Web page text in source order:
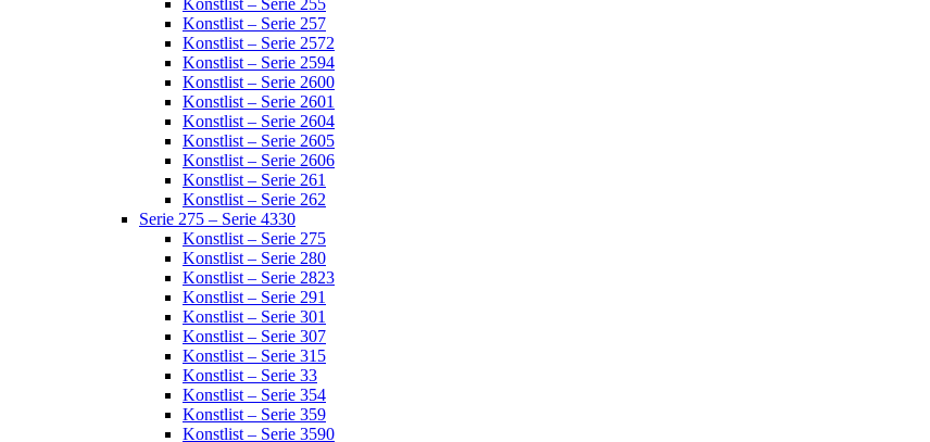
Konstlist – Serie 255
Konstlist – Serie 257
Konstlist – Serie 2572
Konstlist – Serie 2594
Konstlist – Serie 2600
Konstlist – Serie 2601
Konstlist – Serie 2604
Konstlist – Serie 2605
Konstlist – Serie 2606
Konstlist – Serie 261
Konstlist – Serie 262
Serie 275 – Serie 4330
Konstlist – Serie 275
Konstlist – Serie 280
Konstlist – Serie 2823
Konstlist – Serie 291
Konstlist – Serie 301
Konstlist – Serie 307
Konstlist – Serie 315
Konstlist – Serie 33
Konstlist – Serie 354
Konstlist – Serie 359
Konstlist – Serie 3590